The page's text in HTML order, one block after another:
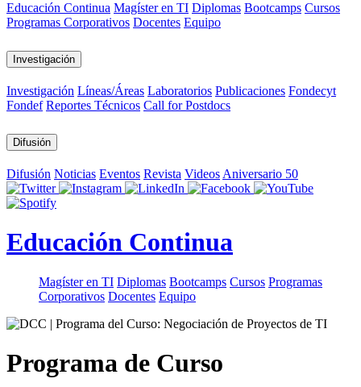
Educación Continua Magíster en TI Diplomas Bootcamps Cursos
Programas Corporativos Docentes Equipo
Investigación
Investigación Líneas/Áreas Laboratorios Publicaciones Fondecyt
Fondef Reportes Técnicos Call for Postdocs
Difusión
Difusión Noticias Eventos Revista Videos Aniversario 50
Educación Continua
Magíster en TI Diplomas Bootcamps Cursos Programas
Corporativos Docentes Equipo
Programa de Curso